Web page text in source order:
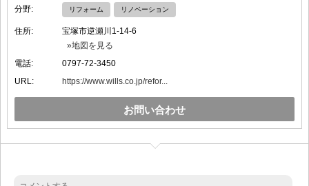
分野: リフォーム リノベーション
住所:
宝塚市逆瀬川1-14-6
»地図を見る
電話:
0797-72-3450
URL:
https://www.wills.co.jp/refor...
お問い合わせ